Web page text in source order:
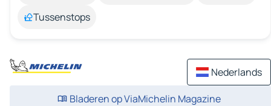
Tussenstops
Nederlands
Bladeren op ViaMichelin Magazine